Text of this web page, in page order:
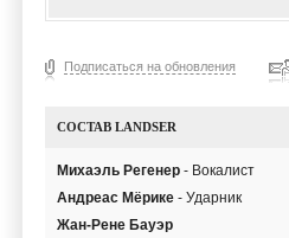
Подписаться на обновления
СОСТАВ LANDSER
Михаэль Регенер - Вокалист
Андреас Мёрике - Ударник
Жан-Рене Бауэр